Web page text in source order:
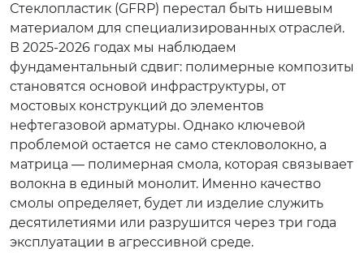
Стеклопластик (GFRP) перестал быть нишевым
материалом для специализированных отраслей.
В 2025-2026 годах мы наблюдаем
фундаментальный сдвиг: полимерные композиты
становятся основой инфраструктуры, от
мостовых конструкций до элементов
нефтегазовой арматуры. Однако ключевой
проблемой остается не само стекловолокно, а
матрица — полимерная смола, которая связывает
волокна в единый монолит. Именно качество
смолы определяет, будет ли изделие служить
десятилетиями или разрушится через три года
эксплуатации в агрессивной среде.